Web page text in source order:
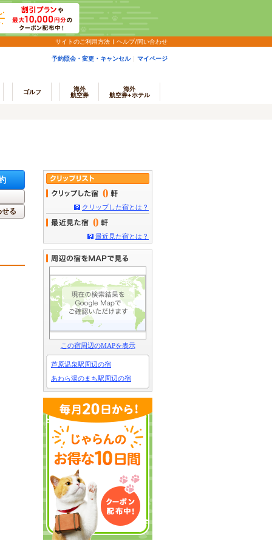
サイトのご利用方法 ヘルプ/問い合わせ
予約照会・変更・キャンセル マイページ
ゴルフ
海外
航空券
海外
航空券+ホテル
る
0
クリップした宿とは？
0
最近見た宿とは？
この宿周辺のMAPを表示
芦原温泉駅周辺の宿
あわら湯のまち駅周辺の宿